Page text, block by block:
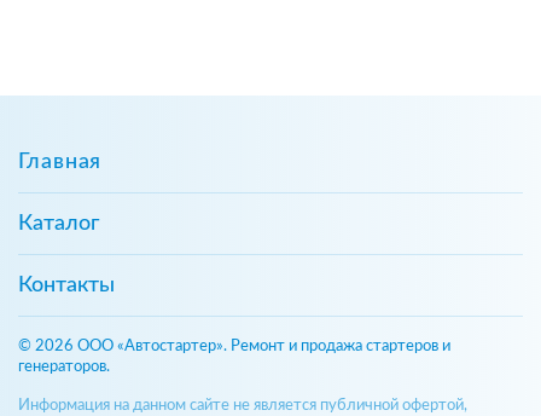
Главная
Каталог
Контакты
© 2026 ООО «Автостартер». Ремонт и продажа стартеров и
генераторов.
Информация на данном сайте не является публичной офертой,